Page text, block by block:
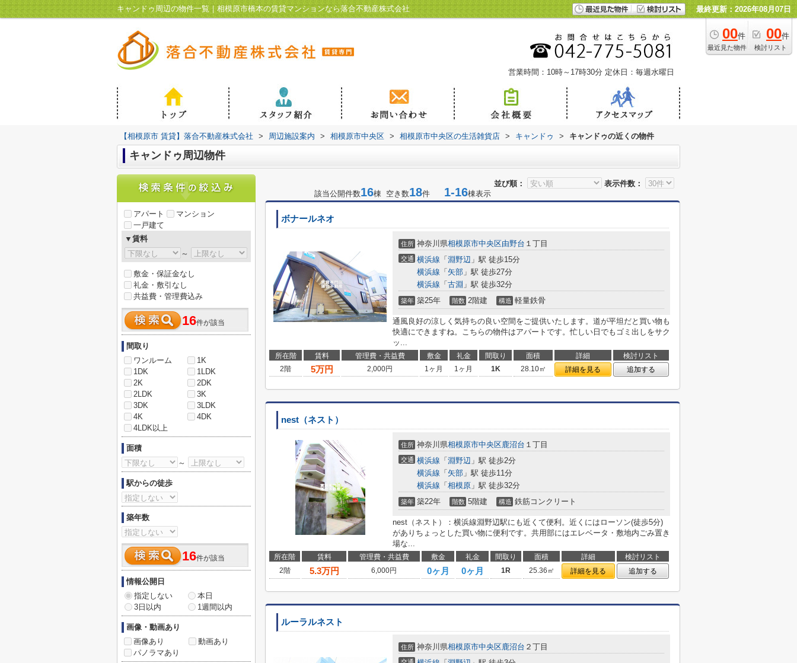
キャンドゥ周辺の物件一覧｜相模原市橋本の賃貸マンションなら落合不動産株式会社 最終更新：2026年08月07日
00件
最近見た物件
00件
検討リスト
営業時間：10時～17時30分 定休日：毎週水曜日
【相模原市 賃貸】落合不動産株式会社 > 周辺施設案内 > 相模原市中央区 > 相模原市中央区の生活雑貨店 > キャンドゥ > キャンドゥの近くの物件
キャンドゥ周辺物件
並び順：
表示件数：
該当公開件数16棟 空き数18件 1-16棟表示
ボナールネオ
住所 神奈川県相模原市中央区由野台 １丁目
交通 横浜線 「 淵野辺 」駅 徒歩15分
横浜線 「 矢部 」駅 徒歩27分
横浜線 「 古淵 」駅 徒歩32分
築年 築25年 階数 2階建 構造 軽量鉄骨
通風良好の涼しく気持ちの良い空間をご提供いたします。道が平坦だと買い物も
快適にできますね。こちらの物件はアパートです。忙しい日でもゴミ出しをサク
ッ...
所在階 賃料 管理費・共益費 敷金 礼金 間取り 面積 詳細
検討リスト
2階
5万円 2,000円 1ヶ月 1ヶ月 1K 28.10㎡ 詳細を見る 追加する
nest（ネスト）
住所 神奈川県相模原市中央区鹿沼台 １丁目
交通 横浜線 「 淵野辺 」駅 徒歩2分
横浜線 「 矢部 」駅 徒歩11分
横浜線 「 相模原 」駅 徒歩32分
築年 築22年 階数 5階建 構造 鉄筋コンクリート
nest（ネスト）：横浜線淵野辺駅にも近くて便利。近くにはローソン(徒歩5分)
がありちょっとした買い物に便利です。共用部にはエレベータ・敷地内ごみ置き
場な...
所在階 賃料 管理費・共益費 敷金 礼金 間取り 面積 詳細
検討リスト
2階
5.3万円 6,000円 0ヶ月 0ヶ月 1R 25.36㎡ 詳細を見る 追加する
ルーラルネスト
住所 神奈川県相模原市中央区鹿沼台 ２丁目
アパート
マンション
一戸建て
▼賃料
～
敷金・保証金なし
礼金・敷引なし
共益費・管理費込み
16件が該当
間取り
ワンルーム
1K
1DK
1LDK
2K
2DK
2LDK
3K
3DK
3LDK
4K
4DK
4LDK以上
面積
～
駅からの徒歩
築年数
16件が該当
情報公開日
指定しない
本日
3日以内
1週間以内
画像・動画あり
画像あり
動画あり
パノラマあり